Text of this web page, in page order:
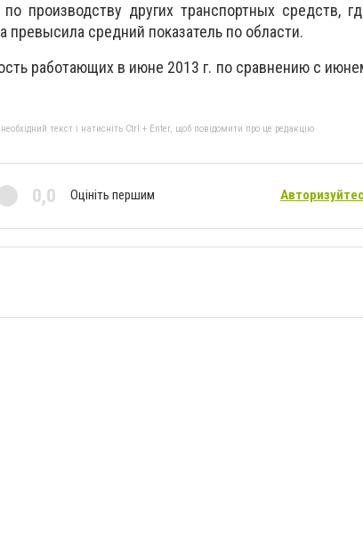
производству других транспортных средств,
превысила средний показатель по области.
работающих в июне 2013 г. по сравнению с
текст і натисніть Ctrl + Enter, щоб повідомити про це редакцію
0,0 Оцініть першим